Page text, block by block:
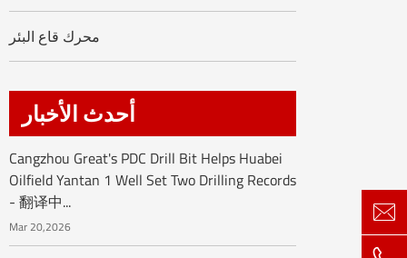
محرك قاع البئر
أحدث الأخبار
Cangzhou Great's PDC Drill Bit Helps Huabei
Oilfield Yantan 1 Well Set Two Drilling Records
- 翻译中...
Mar 20,2026
